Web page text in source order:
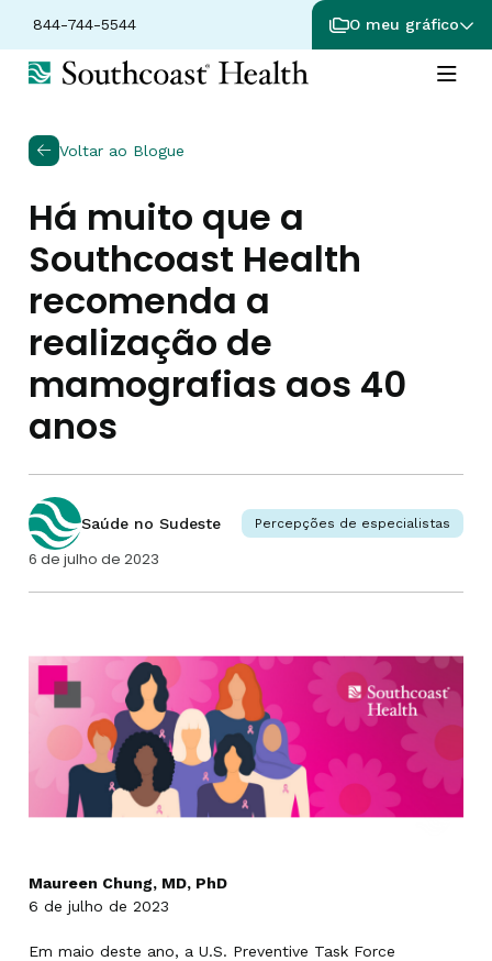
844-744-5544 O meu gráfico
Voltar ao Blogue
Há muito que a
Southcoast Health
recomenda a
realização de
mamografias aos 40
anos
Saúde no Sudeste Percepções de especialistas
6 de julho de 2023
Maureen Chung, MD, PhD
6 de julho de 2023
Em maio deste ano, a U.S. Preventive Task Force